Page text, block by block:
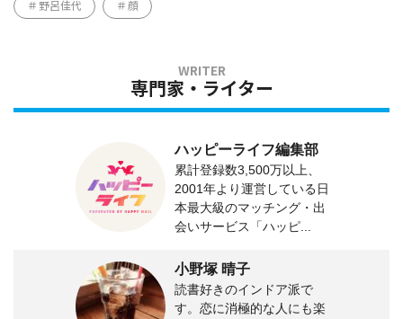
野呂佳代 顔
専門家・ライター
ハッピーライフ編集部
累計登録数3,500万以上、
2001年より運営している日
本最大級のマッチング・出
会いサービス「ハッピ...
小野塚 晴子
読書好きのインドア派で
す。恋に消極的な人にも楽